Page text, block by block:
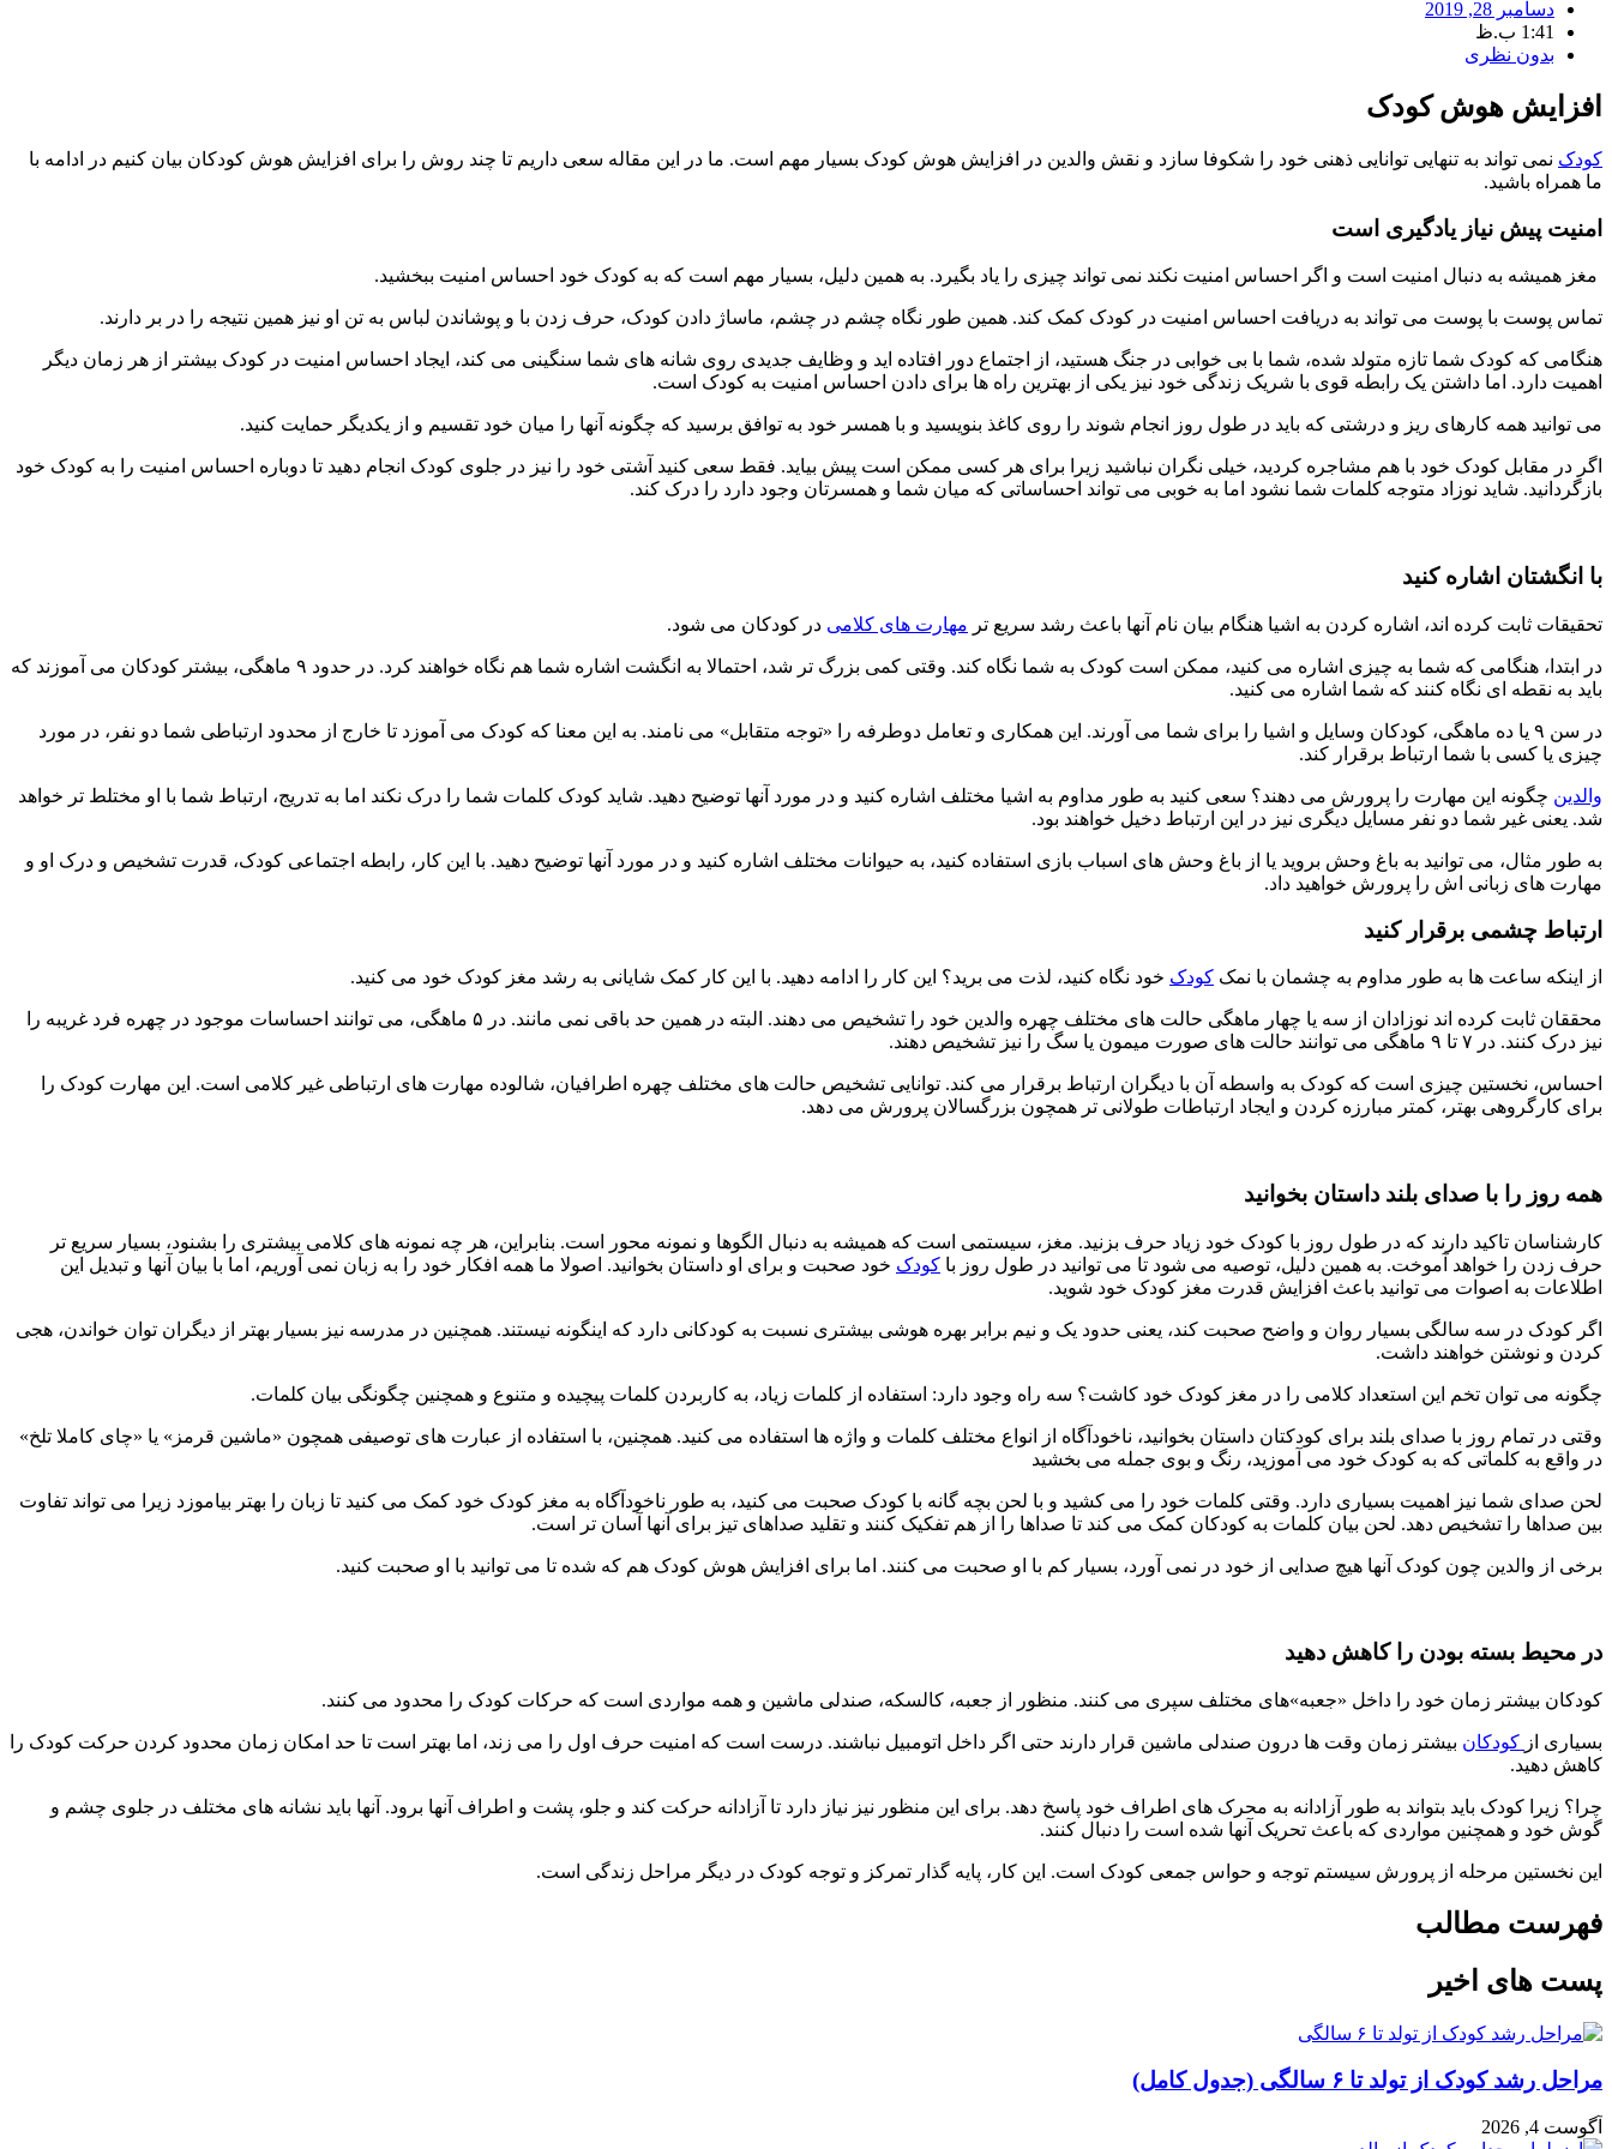
دسامبر 28, 2019
1:41 ب.ظ
بدون نظری
افزایش هوش کودک
کودک نمی تواند به تنهایی توانایی ذهنی خود را شکوفا سازد و نقش والدین در افزایش هوش کودک بسیار مهم است. ما در این مقاله سعی داریم تا چند روش را برای افزایش هوش کودکان بیان کنیم در ادامه با
ما همراه باشید.
امنیت پیش نیاز یادگیری است
مغز همیشه به دنبال امنیت است و اگر احساس امنیت نکند نمی تواند چیزی را یاد بگیرد. به همین دلیل، بسیار مهم است که به کودک خود احساس امنیت ببخشید.
تماس پوست با پوست می تواند به دریافت احساس امنیت در کودک کمک کند. همین طور نگاه چشم در چشم، ماساژ دادن کودک، حرف زدن با و پوشاندن لباس به تن او نیز همین نتیجه را در بر دارند.
هنگامی که کودک شما تازه متولد شده، شما با بی خوابی در جنگ هستید، از اجتماع دور افتاده اید و وظایف جدیدی روی شانه های شما سنگینی می کند، ایجاد احساس امنیت در کودک بیشتر از هر زمان دیگر
اهمیت دارد. اما داشتن یک رابطه قوی با شریک زندگی خود نیز یکی از بهترین راه ها برای دادن احساس امنیت به کودک است.
می توانید همه کارهای ریز و درشتی که باید در طول روز انجام شوند را روی کاغذ بنویسید و با همسر خود به توافق برسید که چگونه آنها را میان خود تقسیم و از یکدیگر حمایت کنید.
اگر در مقابل کودک خود با هم مشاجره کردید، خیلی نگران نباشید زیرا برای هر کسی ممکن است پیش بیاید. فقط سعی کنید آشتی خود را نیز در جلوی کودک انجام دهید تا دوباره احساس امنیت را به کودک خود
بازگردانید. شاید نوزاد متوجه کلمات شما نشود اما به خوبی می تواند احساساتی که میان شما و همسرتان وجود دارد را درک کند.
با انگشتان اشارهکنید
تحقیقات ثابت کرده اند، اشاره کردن به اشیا هنگام بیان نام آنها باعث رشد سریع تر مهارت های کلامی در کودکان می شود.
در ابتدا، هنگامی که شما به چیزی اشاره می کنید، ممکن است کودک به شما نگاه کند. وقتی کمی بزرگ تر شد، احتمالا به انگشت اشاره شما هم نگاه خواهند کرد. در حدود ۹ ماهگی، بیشتر کودکان می آموزند که
باید به نقطه ای نگاه کنند که شما اشاره می کنید.
در سن ۹ یا ده ماهگی، کودکان وسایل و اشیا را برای شما می آورند. این همکاری و تعامل دوطرفه را «توجه متقابل» می نامند. به این معنا که کودک می آموزد تا خارج از محدود ارتباطی شما دو نفر، در مورد
چیزی یا کسی با شما ارتباط برقرار کند.
والدین چگونه این مهارت را پرورش می دهند؟ سعی کنید به طور مداوم به اشیا مختلف اشاره کنید و در مورد آنها توضیح دهید. شاید کودک کلمات شما را درک نکند اما به تدریج، ارتباط شما با او مختلط تر خواهد
شد. یعنی غیر شما دو نفر مسایل دیگری نیز در این ارتباط دخیل خواهند بود.
به طور مثال، می توانید به باغ وحش بروید یا از باغ وحش های اسباب بازی استفاده کنید، به حیوانات مختلف اشاره کنید و در مورد آنها توضیح دهید. با این کار، رابطه اجتماعی کودک، قدرت تشخیص و درک او و
مهارت های زبانی اش را پرورش خواهید داد.
ارتباط چشمی برقرار کنید
از اینکه ساعت ها به طور مداوم به چشمان با نمک کودک خود نگاه کنید، لذت می برید؟ این کار را ادامه دهید. با این کار کمک شایانی به رشد مغز کودک خود می کنید.
محققان ثابت کرده اند نوزادان از سه یا چهار ماهگی حالت های مختلف چهره والدین خود را تشخیص می دهند. البته در همین حد باقی نمی مانند. در ۵ ماهگی، می توانند احساسات موجود در چهره فرد غریبه را
نیز درک کنند. در ۷ تا ۹ ماهگی می توانند حالت های صورت میمون یا سگ را نیز تشخیص دهند.
احساس، نخستین چیزی است که کودک به واسطه آن با دیگران ارتباط برقرار می کند. توانایی تشخیص حالت های مختلف چهره اطرافیان، شالوده مهارت های ارتباطی غیر کلامی است. این مهارت کودک را
برای کارگروهی بهتر، کمتر مبارزه کردن و ایجاد ارتباطات طولانی تر همچون بزرگسالان پرورش می دهد.
همه روز را با صدای بلند داستان بخوانید
کارشناسان تاکید دارند که در طول روز با کودک خود زیاد حرف بزنید. مغز، سیستمی است که همیشه به دنبال الگوها و نمونه محور است. بنابراین، هر چه نمونه های کلامی بیشتری را بشنود، بسیار سریع تر
حرف زدن را خواهد آموخت. به همین دلیل، توصیه می شود تا می توانید در طول روز با کودک خود صحبت و برای او داستان بخوانید. اصولا ما همه افکار خود را به زبان نمی آوریم، اما با بیان آنها و تبدیل این
اطلاعات به اصوات می توانید باعث افزایش قدرت مغز کودک خود شوید.
اگر کودک در سه سالگی بسیار روان و واضح صحبت کند، یعنی حدود یک و نیم برابر بهره هوشی بیشتری نسبت به کودکانی دارد که اینگونه نیستند. همچنین در مدرسه نیز بسیار بهتر از دیگران توان خواندن، هجی
کردن و نوشتن خواهند داشت.
چگونه می توان تخم این استعداد کلامی را در مغز کودک خود کاشت؟ سه راه وجود دارد: استفاده از کلمات زیاد، به کاربردن کلمات پیچیده و متنوع و همچنین چگونگی بیان کلمات.
وقتی در تمام روز با صدای بلند برای کودکتان داستان بخوانید، ناخودآگاه از انواع مختلف کلمات و واژه ها استفاده می کنید. همچنین، با استفاده از عبارت های توصیفی همچون «ماشین قرمز» یا «چای کاملا تلخ»
در واقع به کلماتی که به کودک خود می آموزید، رنگ و بوی جمله می بخشید
لحن صدای شما نیز اهمیت بسیاری دارد. وقتی کلمات خود را می کشید و با لحن بچه گانه با کودک صحبت می کنید، به طور ناخودآگاه به مغز کودک خود کمک می کنید تا زبان را بهتر بیاموزد زیرا می تواند تفاوت
بین صداها را تشخیص دهد. لحن بیان کلمات به کودکان کمک می کند تا صداها را از هم تفکیک کنند و تقلید صداهای تیز برای آنها آسان تر است.
برخی از والدین چون کودک آنها هیچ صدایی از خود در نمی آورد، بسیار کم با او صحبت می کنند. اما برای افزایش هوش کودک هم که شده تا می توانید با او صحبت کنید.
در محیط بسته بودن را کاهش دهید
کودکان بیشتر زمان خود را داخل «جعبه»های مختلف سپری می کنند. منظور از جعبه، کالسکه، صندلی ماشین و همه مواردی است که حرکات کودک را محدود می کنند.
بسیاری از کودکان بیشتر زمان وقت ها درون صندلی ماشین قرار دارند حتی اگر داخل اتومبیل نباشند. درست است که امنیت حرف اول را می زند، اما بهتر است تا حد امکان زمان محدود کردن حرکت کودک را
کاهش دهید.
چرا؟ زیرا کودک باید بتواند به طور آزادانه به محرک های اطراف خود پاسخ دهد. برای این منظور نیز نیاز دارد تا آزادانه حرکت کند و جلو، پشت و اطراف آنها برود. آنها باید نشانه های مختلف در جلوی چشم و
گوش خود و همچنین مواردی که باعث تحریک آنها شده است را دنبال کنند.
این نخستین مرحله از پرورش سیستم توجه و حواس جمعی کودک است. این کار، پایه گذار تمرکز و توجه کودک در دیگر مراحل زندگی است.
فهرست مطالب
پست های اخیر
مراحل رشد کودک از تولد تا ۶ سالگی (جدول کامل)
آگوست 4, 2026